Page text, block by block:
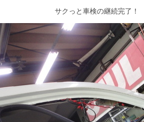
サクっと車検の継続完了！